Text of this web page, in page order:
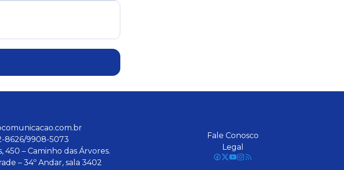
8626/9908-5073
450 – Caminho das Árvores.
– 34º Andar, sala 3402
Fale Conosco
Legal